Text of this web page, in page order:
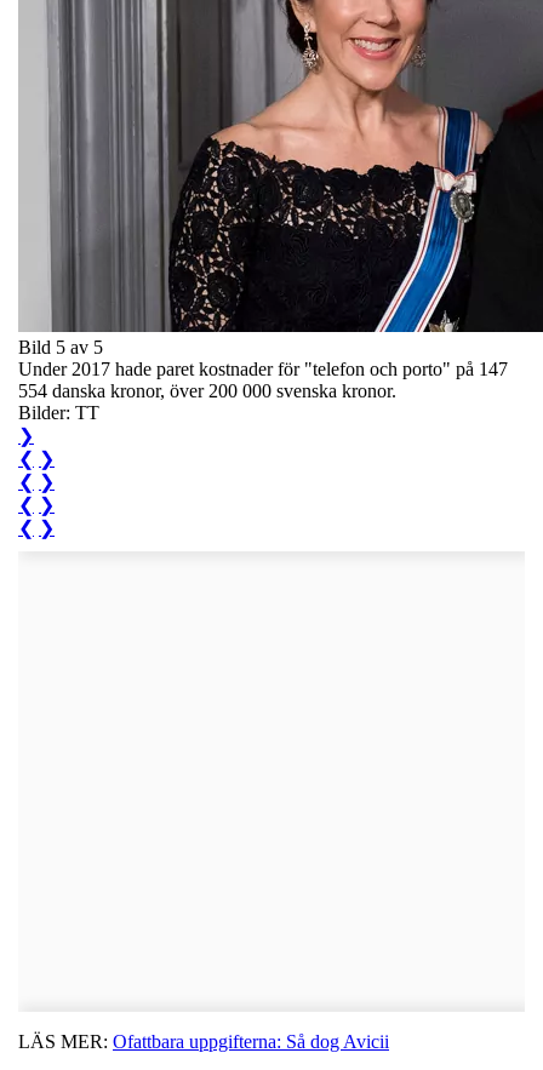
Bild 5 av 5
Under 2017 hade paret kostnader för "telefon och porto" på 147
554 danska kronor, över 200 000 svenska kronor.
Bilder: TT
❯
❮ ❯
❮ ❯
❮ ❯
❮ ❯
LÄS MER: Ofattbara uppgifterna: Så dog Avicii